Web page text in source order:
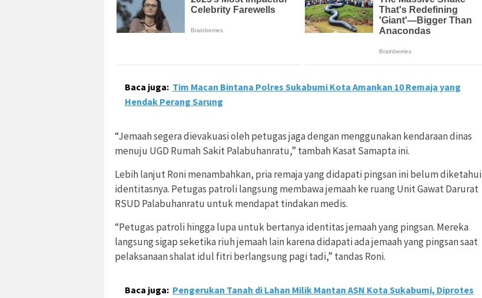
Baca juga: Tim Macan Bintana Polres Sukabumi Kota Amankan 10 Remaja yang
Hendak Perang Sarung
“Jemaah segera dievakuasi oleh petugas jaga dengan menggunakan kendaraan dinas
menuju UGD Rumah Sakit Palabuhanratu,” tambah Kasat Samapta ini.
Lebih lanjut Roni menambahkan, pria remaja yang didapati pingsan ini belum diketahui
identitasnya. Petugas patroli langsung membawa jemaah ke ruang Unit Gawat Darurat
RSUD Palabuhanratu untuk mendapat tindakan medis.
“Petugas patroli hingga lupa untuk bertanya identitas jemaah yang pingsan. Mereka
langsung sigap seketika riuh jemaah lain karena didapati ada jemaah yang pingsan saat
pelaksanaan shalat idul fitri berlangsung pagi tadi,” tandas Roni.
Baca juga: Pengerukan Tanah di Lahan Milik Mantan ASN Kota Sukabumi, Diprotes